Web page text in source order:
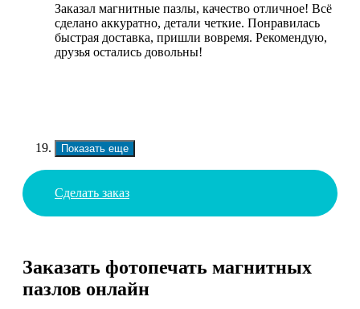
Заказал магнитные пазлы, качество отличное! Всё
сделано аккуратно, детали четкие. Понравилась
быстрая доставка, пришли вовремя. Рекомендую,
друзья остались довольны!
Показать еще
Сделать заказ
Заказать фотопечать магнитных
пазлов онлайн